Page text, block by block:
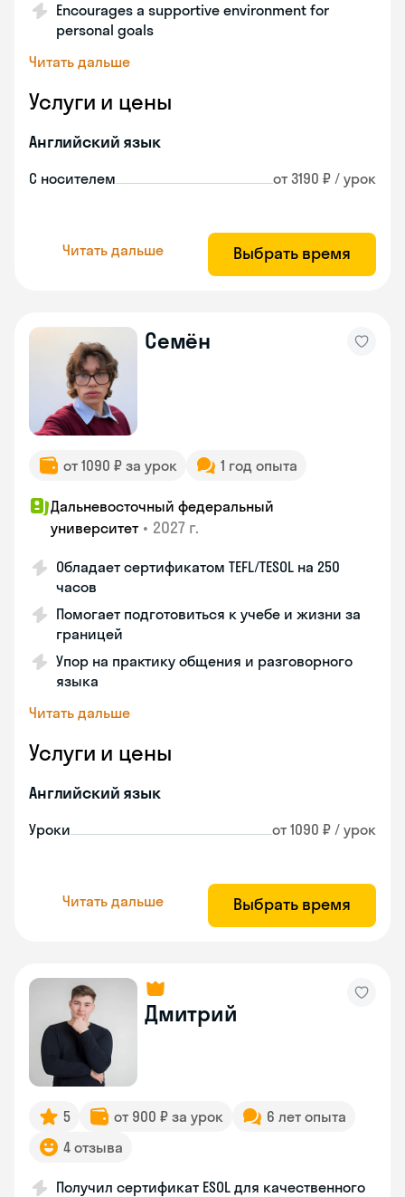
Encourages a supportive environment for
personal goals
Читать дальше
Услуги и цены
Английский язык
С носителем от 3190 ₽ / урок
Читать дальше Выбрать время
Семён
от 1090 ₽ за урок 1 год опыта
Дальневосточный федеральный
университет • 2027 г.
Обладает сертификатом TEFL/TESOL на 250
часов
Помогает подготовиться к учебе и жизни за
границей
Упор на практику общения и разговорного
языка
Читать дальше
Услуги и цены
Английский язык
Уроки от 1090 ₽ / урок
Читать дальше Выбрать время
Дмитрий
5 от 900 ₽ за урок
6 лет опыта
4 отзыва
Получил сертификат ESOL для качественного